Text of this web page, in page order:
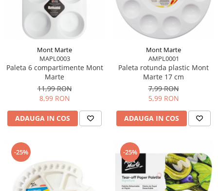
Accesorii pictură
Cuțite pictură
Palete și pahare pentru pictură
Pensule
Pensule burete
Pensule pentru acrilice
Pensule pentru acuarelă
Pensule pentru ulei
Trafalete
Caiete pictură
Carton pânzat
Șevalete
Manechin desen
Accesorii grafică
Mont Marte
MAPL0003
Paleta 6 compartimente Mont
Marte
11,99 RON
8,99 RON
ADAUGA IN COS
Mont Marte
AMPL0001
Paleta rotunda plastic Mont
Marte 17 cm
7,99 RON
5,99 RON
ADAUGA IN COS
-25% -25%